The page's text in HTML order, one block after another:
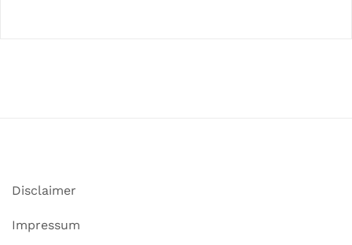
Disclaimer
Impressum